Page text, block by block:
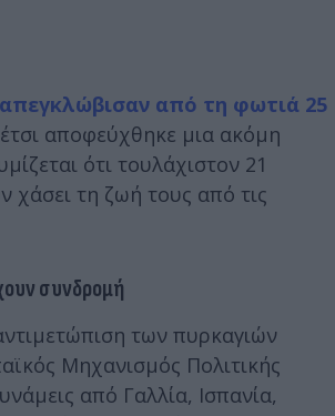
απεγκλώβισαν από τη φωτιά 25
έτσι αποφεύχθηκε μια ακόμη
ότι τουλάχιστον 21
χάσει τη ζωή τους από τις
συνδρομή
των πυρκαγιών
Μηχανισμός Πολιτικής
από Γαλλία, Ισπανία,